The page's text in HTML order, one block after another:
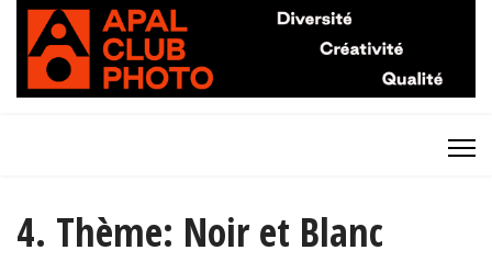
4. Thème: Noir et Blanc